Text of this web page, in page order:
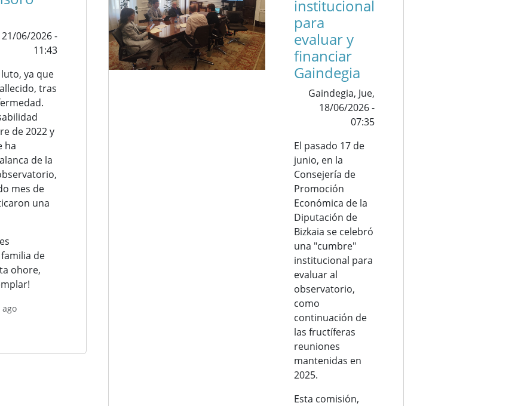
06/2026 -
11:43
ya que
tras
de 2022 y
ha
de la
mes de
una
de
ohore,
institucional
para
evaluar y
financiar
Gaindegia
Gaindegia, Jue,
18/06/2026 -
07:35
El pasado 17 de
junio, en la
Consejería de
Promoción
Económica de la
Diputación de
Bizkaia se celebró
una "cumbre"
institucional para
evaluar al
observatorio,
como
continuación de
las fructíferas
reuniones
mantenidas en
2025.
Esta comisión,